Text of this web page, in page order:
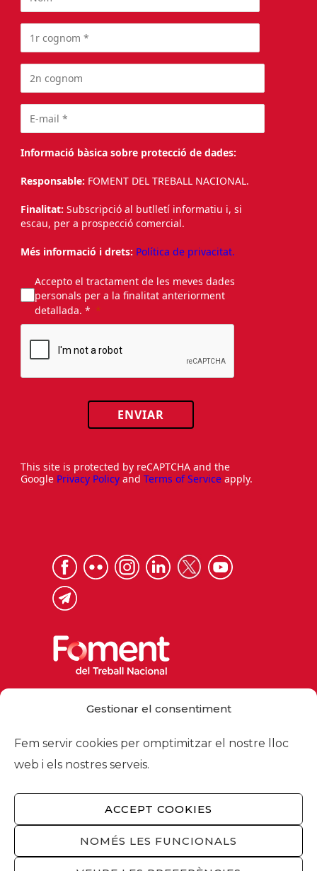
Gestionar el consentiment
Fem servir cookies per omptimitzar el nostre lloc
web i els nostres serveis.
ACCEPT COOKIES
NOMÉS LES FUNCIONALS
Informació bàsica sobre protecció de dades:
Responsable: FOMENT DEL TREBALL NACIONAL.
Finalitat: Subscripció al butlletí informatiu i, si
escau, per a prospecció comercial.
Més informació i drets: Política de privacitat.
Accepto el tractament de les meves dades
personals per a la finalitat anteriorment
detallada. *
ENVIAR
This site is protected by reCAPTCHA and the
Google Privacy Policy and Terms of Service apply.
foment@foment.com
© 2026 - Foment del Treball Nacional
Nosaltres